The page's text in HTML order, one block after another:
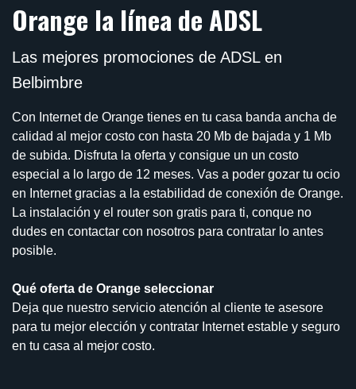
Orange la línea de ADSL
Las mejores promociones de ADSL en
Belbimbre
Con Internet de Orange tienes en tu casa banda ancha de
calidad al mejor costo con hasta 20 Mb de bajada y 1 Mb
de subida. Disfruta la oferta y consigue un un costo
especial a lo largo de 12 meses. Vas a poder gozar tu ocio
en Internet gracias a la estabilidad de conexión de Orange.
La instalación y el router son gratis para ti, conque no
dudes en contactar con nosotros para contratar lo antes
posible.
Qué oferta de Orange seleccionar
Deja que nuestro servicio atención al cliente te asesore
para tu mejor elección y contratar Internet estable y seguro
en tu casa al mejor costo.